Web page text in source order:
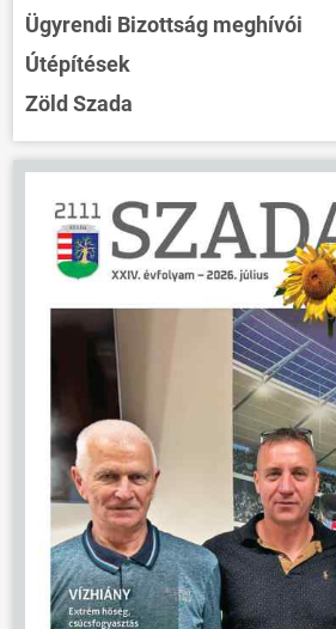
Ügyrendi Bizottság meghívói
Útépítések
Zöld Szada